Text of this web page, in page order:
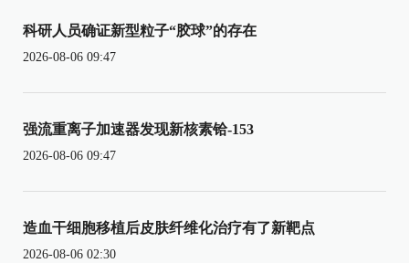
科研人员确证新型粒子“胶球”的存在
2026-08-06 09:47
强流重离子加速器发现新核素铪-153
2026-08-06 09:47
造血干细胞移植后皮肤纤维化治疗有了新靶点
2026-08-06 02:30